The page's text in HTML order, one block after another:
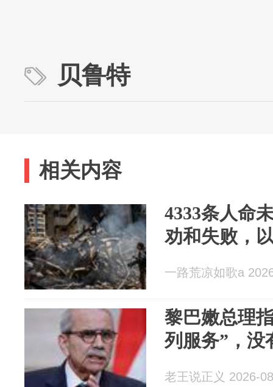
贝鲁特
相关内容
4333条人命
劝和失败，
一路荒凉如歌a
黎巴嫩总理
列服务”，没
老王说正义 2026-